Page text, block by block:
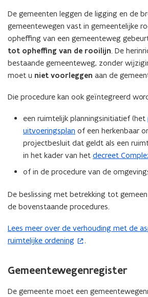
De gemeenten leggen de ligging en de
gemeentewegen vast in gemeentelijke
opheffing van een gemeenteweg
tot opheffing van de rooilijn. De
bestaande gemeenteweg, zonder
moet u niet voorleggen aan de
Die procedure kan ook geïntegreerd
een ruimtelijk planningsinitiatief (het
uitvoeringsplan of een herkenbaar
projectbesluit dat geldt als een
in het kader van het decreet
(
o
e
n
i
i
u
of in de procedure van de
De beslissing met betrekking tot
de bovenstaande procedures.
Lees meer over de verhouding met de
ruimtelijke ordening
(
o
e
t
.
Gemeentewegenregister
De gemeente moet een